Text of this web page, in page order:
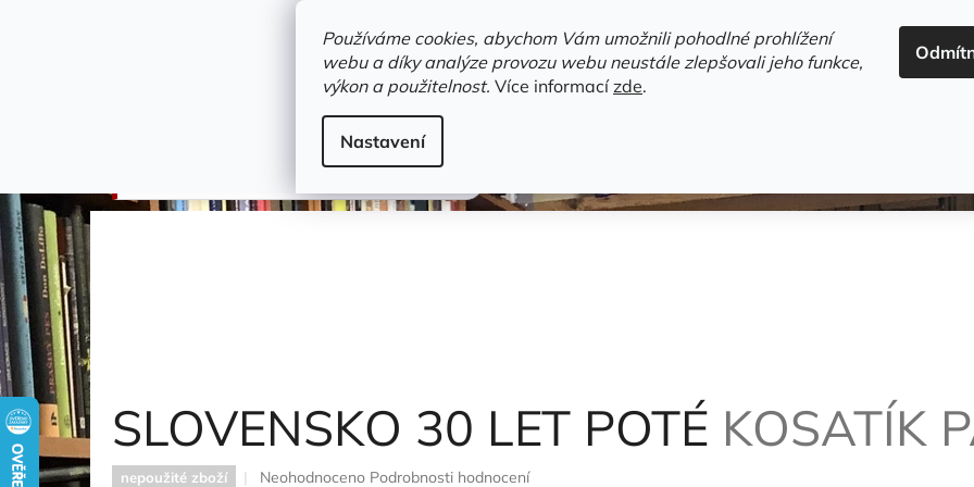
Používáme cookies, abychom Vám umožnili pohodlné prohlížení
webu a díky analýze provozu webu neustále zlepšovali jeho funkce,
výkon a použitelnost. Více informacízde.
Nastavení
HLEDAT
Novinky Trvalky a bestsellery
SLOVENSKO 30 LET POTÉKosatík Pavel
SLOVENSKO 30 LET POTÉ KOSATÍK
nepoužité zboží
Průměrné
Neohodnoceno Podrobnosti hodnocení